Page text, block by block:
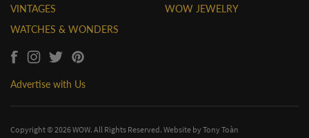
VINTAGES
WATCHES & WONDERS
WOW JEWELRY
Advertise with Us
Copyright © 2026 WOW. All Rights Reserved. Website byTony Toàn